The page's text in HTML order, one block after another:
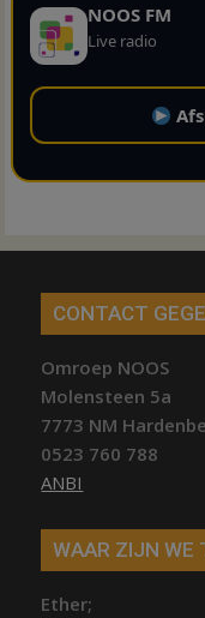
NOOS FM
Live radio
CONTACT
Omroep NOOS
Molensteen 5a
7773 NM
0523 760 788
ANBI
WAAR ZIJN WE
Ether;